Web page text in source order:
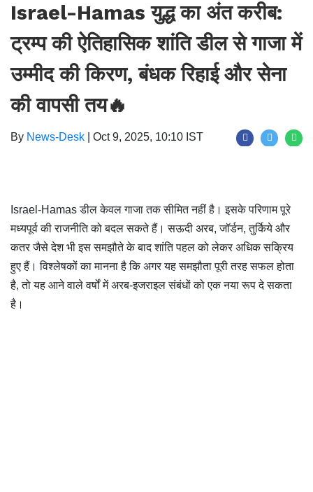
Israel-Hamas युद्ध का अंत करीब:
ट्रम्प की ऐतिहासिक शांति डील से गाजा में
उम्मीद की किरण, बंधक रिहाई और सेना
की वापसी तय🔥
By News-Desk Oct 9, 2025, 10:10 IST
Israel-Hamas डील केवल गाजा तक सीमित नहीं है। इसके परिणाम पूरे
मध्यपूर्व की राजनीति को बदल सकते हैं। सऊदी अरब, जॉर्डन, तुर्किये और
कतर जैसे देश भी इस समझौते के बाद शांति पहल को लेकर अधिक सक्रिय
हुए हैं। विश्लेषकों का मानना है कि अगर यह समझौता पूरी तरह सफल होता
है, तो यह आने वाले वर्षों में अरब-इजराइल संबंधों को एक नया रूप दे सकता
है।